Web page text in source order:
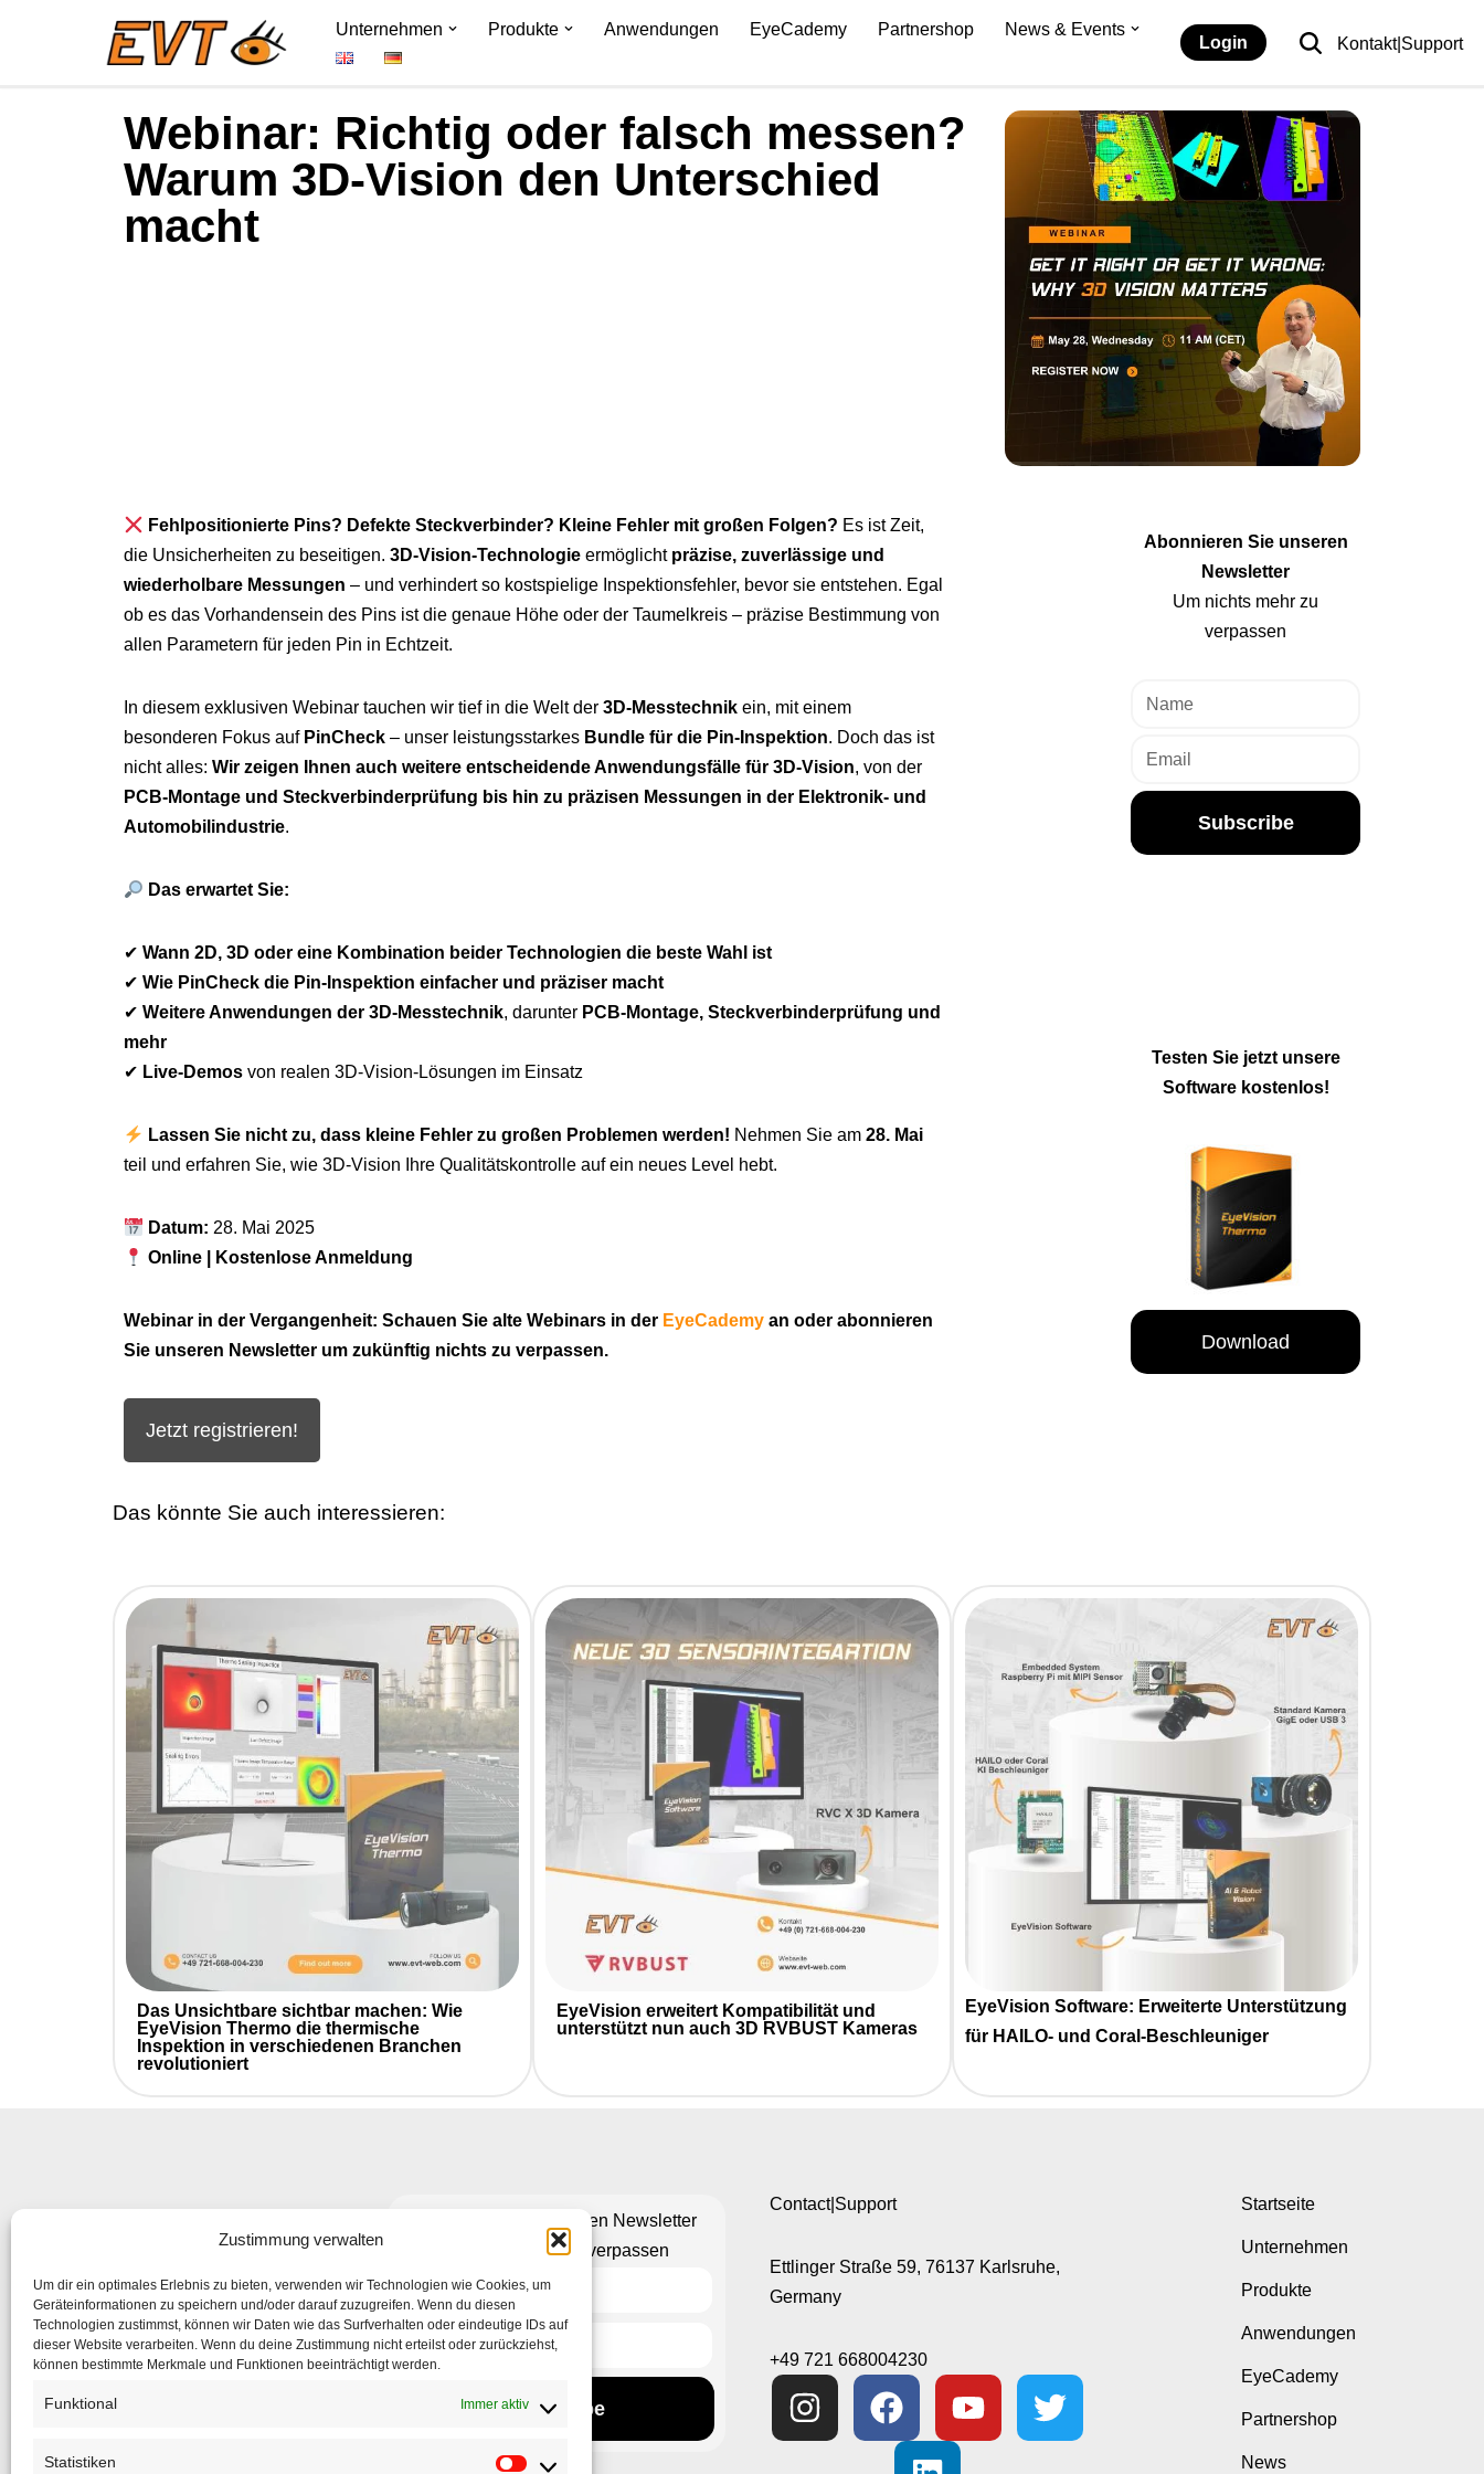
Zustimmung verwalten
Um dir ein optimales Erlebnis zu bieten, verwenden wir Technologien wie Cookies, um
Geräteinformationen zu speichern und/oder darauf zuzugreifen. Wenn du diesen
Technologien zustimmst, können wir Daten wie das Surfverhalten oder eindeutige IDs auf
dieser Website verarbeiten. Wenn du deine Zustimmung nicht erteilst oder zurückziehst,
können bestimmte Merkmale und Funktionen beeinträchtigt werden.
Funktional Immer aktiv
Statistiken
Unternehmen Produkte Anwendungen EyeCademy Partnershop News & Events
Login Kontakt|Support
Webinar: Richtig oder falsch messen?
Warum 3D-Vision den Unterschied
macht
Fehlpositionierte Pins? Defekte Steckverbinder? Kleine Fehler mit großen Folgen? Es ist Zeit,
die Unsicherheiten zu beseitigen. 3D-Vision-Technologie ermöglicht präzise, zuverlässige und
wiederholbare Messungen – und verhindert so kostspielige Inspektionsfehler, bevor sie entstehen. Egal
ob es das Vorhandensein des Pins ist die genaue Höhe oder der Taumelkreis – präzise Bestimmung von
allen Parametern für jeden Pin in Echtzeit.
In diesem exklusiven Webinar tauchen wir tief in die Welt der 3D-Messtechnik ein, mit einem
besonderen Fokus auf PinCheck – unser leistungsstarkes Bundle für die Pin-Inspektion. Doch das ist
nicht alles: Wir zeigen Ihnen auch weitere entscheidende Anwendungsfälle für 3D-Vision, von der
PCB-Montage und Steckverbinderprüfung bis hin zu präzisen Messungen in der Elektronik- und
Automobilindustrie.
Das erwartet Sie:
✔ Wann 2D, 3D oder eine Kombination beider Technologien die beste Wahl ist
✔ Wie PinCheck die Pin-Inspektion einfacher und präziser macht
✔ Weitere Anwendungen der 3D-Messtechnik, darunter PCB-Montage, Steckverbinderprüfung und
mehr
✔ Live-Demos von realen 3D-Vision-Lösungen im Einsatz
Lassen Sie nicht zu, dass kleine Fehler zu großen Problemen werden! Nehmen Sie am28. Mai
teil und erfahren Sie, wie 3D-Vision Ihre Qualitätskontrolle auf ein neues Level hebt.
Datum: 28. Mai 2025
Online | Kostenlose Anmeldung
Webinar in der Vergangenheit: Schauen Sie alte Webinars in der EyeCademy an oder abonnieren
Sie unseren Newsletter um zukünftig nichts zu verpassen.
Jetzt registrieren!
Abonnieren Sie unseren
Newsletter
Um nichts mehr zu
verpassen
Subscribe
Testen Sie jetzt unsere
Software kostenlos!
Download
Das könnte Sie auch interessieren:
Das Unsichtbare sichtbar machen: Wie
EyeVision Thermo die thermische
Inspektion in verschiedenen Branchen
revolutioniert
EyeVision erweitert Kompatibilität und
unterstützt nun auch 3D RVBUST Kameras
EyeVision Software: Erweiterte Unterstützung
für HAILO- und Coral-Beschleuniger
Abonnieren Sie unseren Newsletter
um nichts mehr zu verpassen
Subscribe
Contact|Support
Ettlinger Straße 59, 76137 Karlsruhe,
Germany
+49 721 668004230
Startseite
Unternehmen
Produkte
Anwendungen
EyeCademy
Partnershop
News